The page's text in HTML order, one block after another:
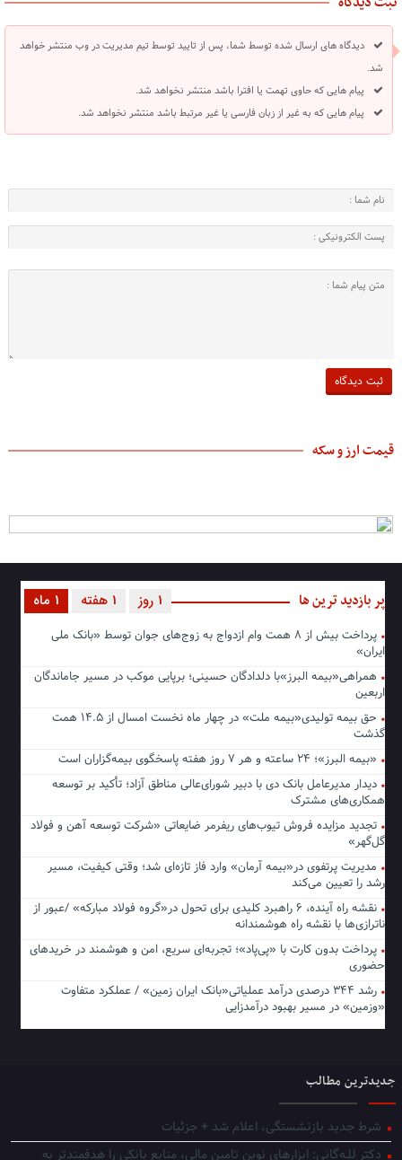
دیدگاه های ارسال شده توسط شما، پس از تایید توسط تیم مدیریت در وب منتشر خواهد
شد.
پیام هایی که حاوی تهمت یا افترا باشد منتشر نخواهد شد.
پیام هایی که به غیر از زبان فارسی یا غیر مرتبط باشد منتشر نخواهد شد.
قیمت ارز و سکه
پر بازدید ترین ها 1 ماه 1 هفته 1 روز
پرداخت بیش از ۸ همت وام ازدواج به زوج‌های جوان توسط «بانک ملی
ایران»
همراهی«بیمه البرز»با دلدادگان حسینی؛ برپایی موکب در مسیر جاماندگان
اربعین
حق بیمه تولیدی«بیمه ملت» در چهار ماه نخست امسال از ۱۴.۵ همت
گذشت
«بیمه البرز»؛ ۲۴ ساعته و هر ۷ روز هفته پاسخگوی بیمه‌گزاران است
دیدار مدیرعامل بانک دی با دبیر شورای‌عالی مناطق آزاد؛ تأکید بر توسعه
همکاری‌های مشترک
تجدید مزایده فروش تیوب‌های ریفرمر ضایعاتی «شرکت توسعه آهن و فولاد
گل‌گهر»
مدیریت پرتفوی در«بیمه آرمان» وارد فاز تازه‌ای شد؛ وقتی کیفیت، مسیر
رشد را تعیین می‌کند
نقشه راه آینده، ۶ راهبرد کلیدی برای تحول در«گروه فولاد مبارکه» /عبور از
ناترازی‌ها با نقشه راه هوشمندانه
پرداخت بدون کارت با «پی‌پاد»؛ تجربه‌ای سریع، امن و هوشمند در خریدهای
حضوری
رشد ۳۴۴ درصدی درآمد عملیاتی«بانک ایران زمین» / عملکرد متفاوت
«وزمین» در مسیر بهبود درآمدزایی
جدیدترین مطالب
شرط جدید بازنشستگی، اعلام شد + جزئیات
دکتر للـه‌گانی: ابزارهای نوین تامین مالی، منابع بانکی را هدفمندتر به